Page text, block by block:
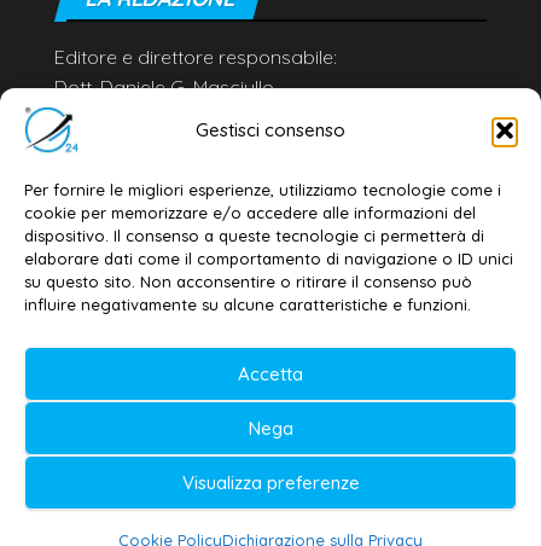
Gestisci consenso
Per fornire le migliori esperienze, utilizziamo tecnologie come i
cookie per memorizzare e/o accedere alle informazioni del
dispositivo. Il consenso a queste tecnologie ci permetterà di
elaborare dati come il comportamento di navigazione o ID unici
su questo sito. Non acconsentire o ritirare il consenso può
influire negativamente su alcune caratteristiche e funzioni.
Accetta
Nega
Visualizza preferenze
Cookie PolicyDichiarazione sulla Privacy
Editore e direttore responsabile:
Dott. Daniele G. Masciullo
Email:
redazione@galatina24.it
Privacy policy–Cookie policy
© 2020-2026 | Galatina24 ®
Testata iscritta al n. 11/2020 Registro della
Stampa Tribunale di Lecce
Editore e direttore responsabile:
Daniele G. Masciullo
Galatina24 è marchio registrato dal Ministero
delle Imprese